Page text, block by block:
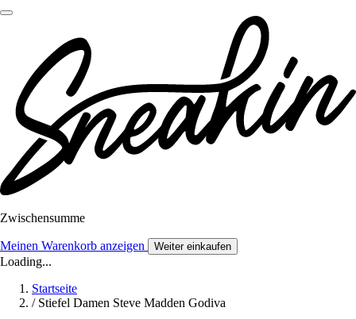
Zwischensumme
Meinen Warenkorb anzeigen Weiter einkaufen
Loading...
Startseite
/ Stiefel Damen Steve Madden Godiva